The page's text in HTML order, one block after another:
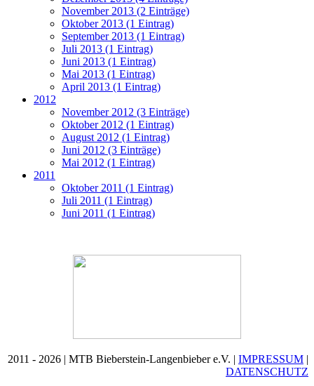
November 2013 (2 Einträge)
Oktober 2013 (1 Eintrag)
September 2013 (1 Eintrag)
Juli 2013 (1 Eintrag)
Juni 2013 (1 Eintrag)
Mai 2013 (1 Eintrag)
April 2013 (1 Eintrag)
2012
November 2012 (3 Einträge)
Oktober 2012 (1 Eintrag)
August 2012 (1 Eintrag)
Juni 2012 (3 Einträge)
Mai 2012 (1 Eintrag)
2011
Oktober 2011 (1 Eintrag)
Juli 2011 (1 Eintrag)
Juni 2011 (1 Eintrag)
2011 - 2026 | MTB Bieberstein-Langenbieber e.V. | IMPRESSUM |
DATENSCHUTZ